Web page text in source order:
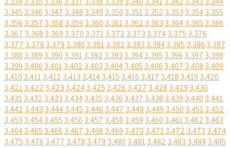
3,345 3,346 3,347 3,348 3,349 3,350 3,3513,352 3,353 3,3543,355
3,356 3,357 3,358 3,359 3,360 3,3613,362 3,363 3,3643,365 3,366
3,367 3,368 3,369 3,370 3,3713,372 3,373 3,3743,375 3,376
3,377 3,378 3,379 3,380 3,3813,382 3,383 3,3843,385 3,386 3,387
3,388 3,389 3,390 3,3913,392 3,393 3,3943,395 3,396 3,397 3,398
3,399 3,400 3,4013,402 3,403 3,4043,405 3,406 3,407 3,408 3,409
3,410 3,4113,412 3,413 3,4143,415 3,416 3,417 3,418 3,419 3,420
3,4213,422 3,423 3,4243,425 3,426 3,427 3,428 3,429 3,430
3,4313,432 3,433 3,4343,435 3,436 3,437 3,438 3,439 3,440 3,441
3,442 3,443 3,4443,445 3,446 3,447 3,448 3,449 3,450 3,4513,452
3,453 3,4543,455 3,456 3,457 3,458 3,459 3,460 3,4613,462 3,463
3,4643,465 3,466 3,467 3,468 3,469 3,470 3,4713,472 3,473 3,474
3,475 3,476 3,477 3,478 3,479 3,480 3,4813,482 3,483 3,4843,485